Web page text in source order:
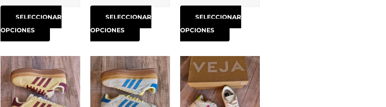
SELECCIONAR
OPCIONES
SELECCIONAR
OPCIONES
SELECCIONAR
OPCIONES
Este
producto
tiene
múltiples
Este
producto
tiene
múltiples
Este
producto
tiene
múltiples